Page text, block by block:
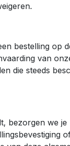
bestelling op
van
die steeds
bezorgen we je